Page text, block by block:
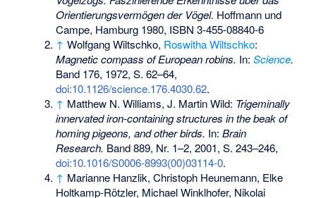
Orientierungsvermögen der Vögel. Hoffmann und
Campe, Hamburg 1980, ISBN 3-455-08840-6
↑ Wolfgang Wiltschko, Roswitha Wiltschko:
Magnetic compass of European robins. In:Science.
Band 176, 1972, S. 62–64,
doi:10.1126/science.176.4030.62.
↑ Matthew N. Williams, J. Martin Wild: Trigeminally
innervated iron-containing structures in the beak of
homing pigeons, and other birds. In:Brain
Research. Band 889, Nr. 1–2, 2001, S. 243–246,
doi:10.1016/S0006-8993(00)03114-0.
↑ Marianne Hanzlik, Christoph Heunemann, Elke
Holtkamp-Rötzler, Michael Winklhofer, Nikolai